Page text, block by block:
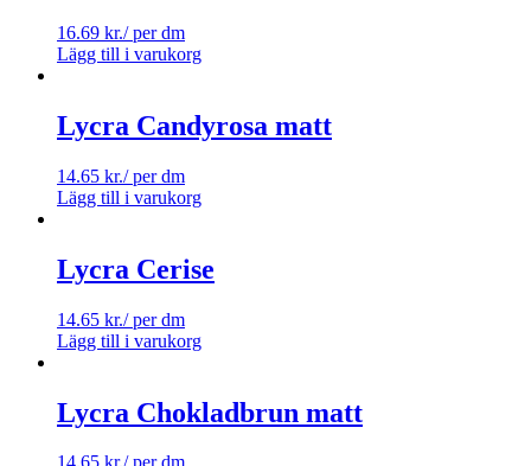
16.69 kr./ per dm
Lägg till i varukorg
Lycra Candyrosa matt
14.65 kr./ per dm
Lägg till i varukorg
Lycra Cerise
14.65 kr./ per dm
Lägg till i varukorg
Lycra Chokladbrun matt